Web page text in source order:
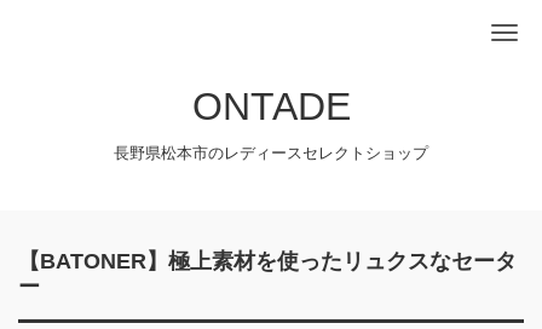
ONTADE
長野県松本市のレディースセレクトショップ
【BATONER】極上素材を使ったリュクスなセータ
ー